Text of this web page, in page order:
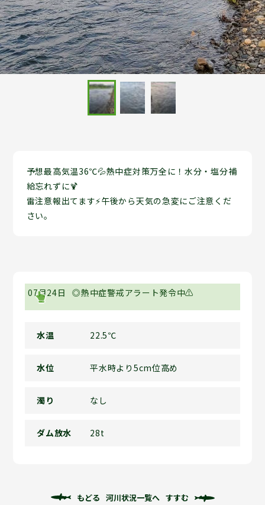
予想最高気温36℃💦熱中症対策万全に！水分・塩分補
給忘れずに🍹
雷注意報出てます⚡午後から天気の急変にご注意くだ
さい。
07月24日 ◎熱中症警戒アラート発令中⚠
水温 22.5℃
水位 平水時より5cm位高め
濁り なし
ダム放水 28t
もどる 河川状況一覧へ すすむ